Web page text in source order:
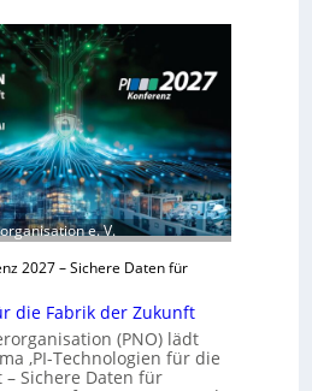
e. V.
2027 – Sichere Daten für
die Fabrik der Zukunft
(PNO) lädt
‚PI-Technologien für die
Sichere Daten für